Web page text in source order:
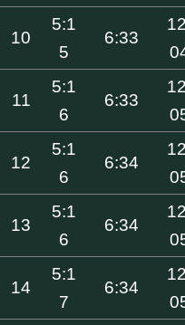
10
5:1
5
6:33
11
5:1
6
6:33
12
5:1
6
6:34
13
5:1
6
6:34
14
5:1
7
6:34